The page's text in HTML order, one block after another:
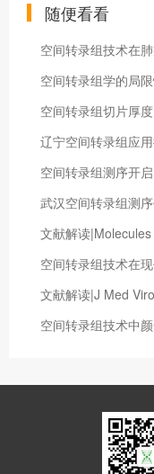
随便看看
空间转录组学的局
空间转录组切片厚